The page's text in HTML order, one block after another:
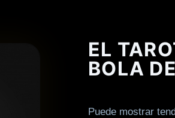
EL
BOLA
Puede mostrar